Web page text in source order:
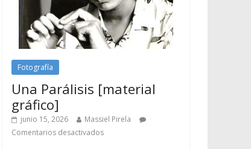
Fotografía
Una Parálisis [material
gráfico]
junio 15, 2026
Massiel Pirela
Comentarios desactivados